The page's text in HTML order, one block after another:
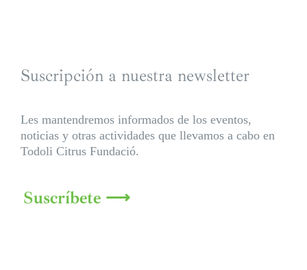
Suscripción a nuestra newsletter
Les mantendremos informados de los eventos,
noticias y otras actividades que llevamos a cabo en
Todoli Citrus Fundació.
Suscríbete ⟶